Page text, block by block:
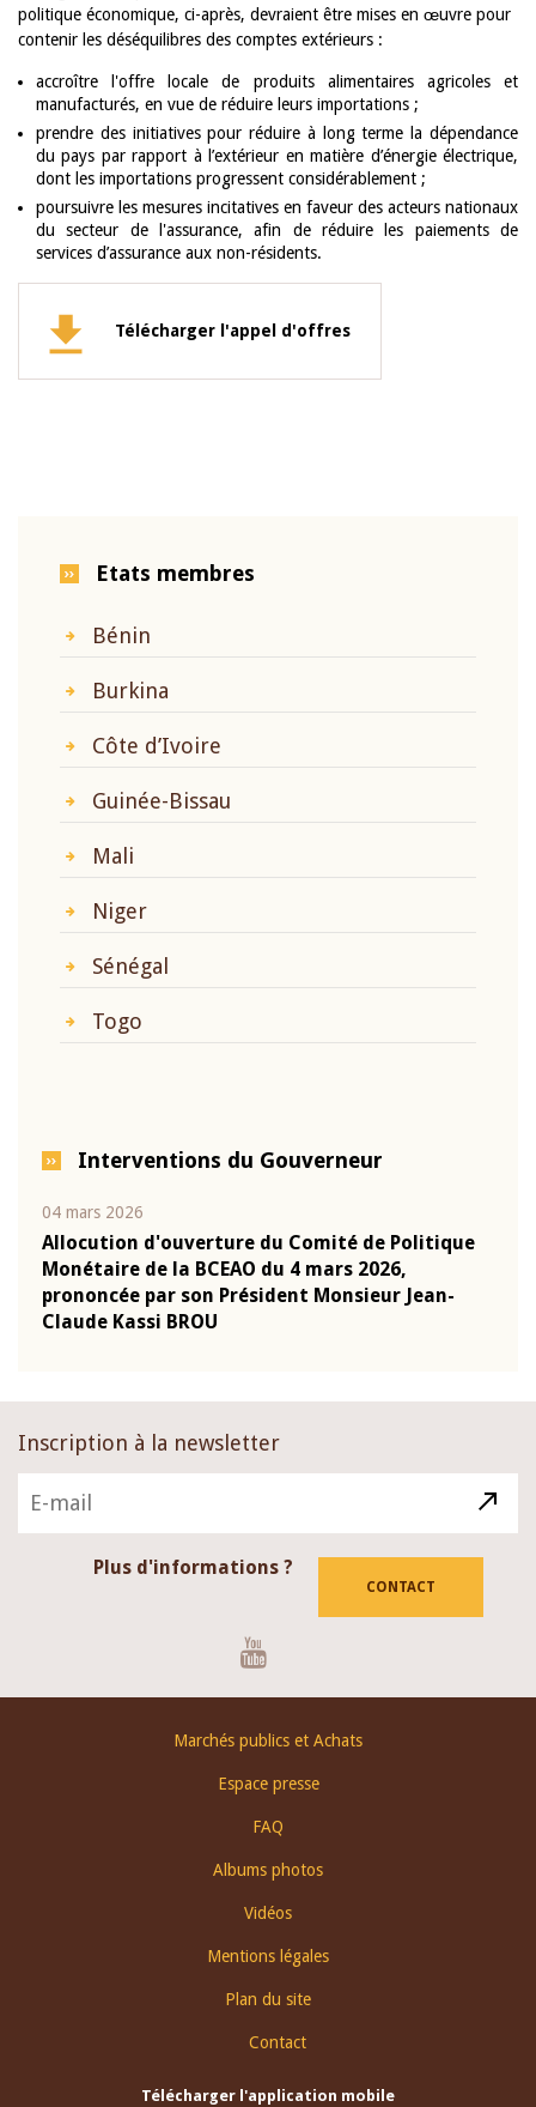
politique économique, ci-après, devraient être mises en œuvre pour
contenir les déséquilibres des comptes extérieurs :
accroître l'offre locale de produits alimentaires agricoles et
manufacturés, en vue de réduire leurs importations ;
prendre des initiatives pour réduire à long terme la dépendance
du pays par rapport à l’extérieur en matière d’énergie électrique,
dont les importations progressent considérablement ;
poursuivre les mesures incitatives en faveur des acteurs nationaux
du secteur de l'assurance, afin de réduire les paiements de
services d’assurance aux non-résidents.
Télécharger l'appel d'offres
Etats membres
Bénin
Burkina
Côte d’Ivoire
Guinée-Bissau
Mali
Niger
Sénégal
Togo
Interventions du Gouverneur
04 mars 2026
Allocution d'ouverture du Comité de Politique
Monétaire de la BCEAO du 4 mars 2026,
prononcée par son Président Monsieur Jean-
Claude Kassi BROU
Inscription à la newsletter
Plus d'informations ?
CONTACT
Marchés publics et Achats
Espace presse
FAQ
Albums photos
Vidéos
Mentions légales
Plan du site
Contact
Télécharger l'application mobile